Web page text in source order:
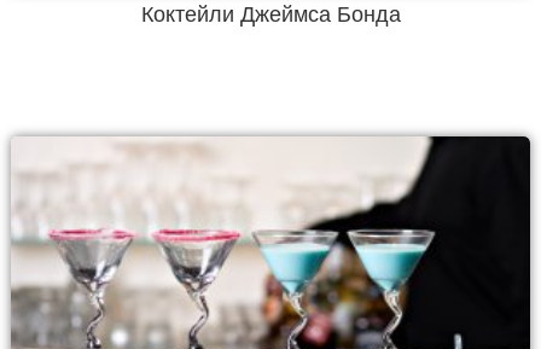
Коктейли Джеймса Бонда